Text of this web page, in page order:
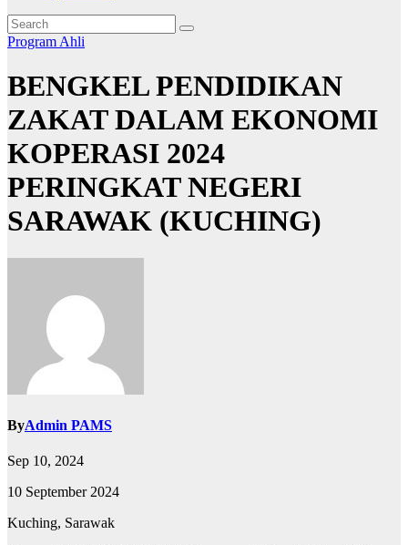
Program Ahli
BENGKEL PENDIDIKAN
ZAKAT DALAM EKONOMI
KOPERASI 2024
PERINGKAT NEGERI
SARAWAK (KUCHING)
ByAdmin PAMS
Sep 10, 2024
10 September 2024
Kuching, Sarawak